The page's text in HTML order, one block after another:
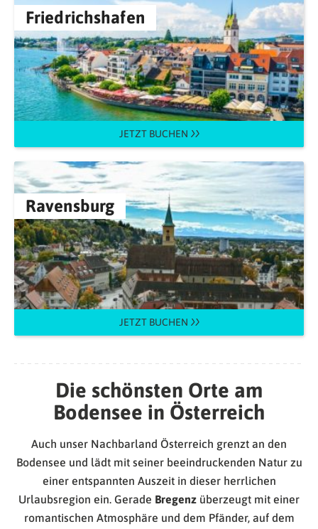
Friedrichshafen
JETZT BUCHEN
Ravensburg
JETZT BUCHEN
Die schönsten Orte am
Bodensee in Österreich
Auch unser Nachbarland Österreich grenzt an den
Bodensee und lädt mit seiner beeindruckenden Natur zu
einer entspannten Auszeit in dieser herrlichen
Urlaubsregion ein. Gerade Bregenz überzeugt mit einer
romantischen Atmosphäre und dem Pfänder, auf dem